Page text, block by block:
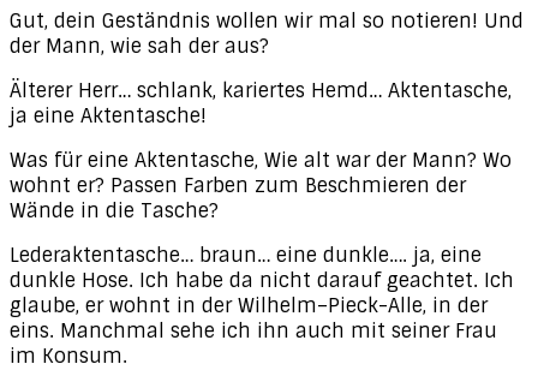
Gut, dein Geständnis wollen wir mal so notieren! Und
der Mann, wie sah der aus?
Älterer Herr… schlank, kariertes Hemd… Aktentasche,
ja eine Aktentasche!
Was für eine Aktentasche, Wie alt war der Mann? Wo
wohnt er? Passen Farben zum Beschmieren der
Wände in die Tasche?
Lederaktentasche… braun… eine dunkle…. ja, eine
dunkle Hose. Ich habe da nicht darauf geachtet. Ich
glaube, er wohnt in der Wilhelm–Pieck-Alle, in der
eins. Manchmal sehe ich ihn auch mit seiner Frau
im Konsum.